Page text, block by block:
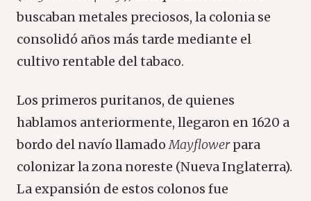
buscaban metales preciosos, la colonia se
consolidó años más tarde mediante el
cultivo rentable del tabaco.
Los primeros puritanos, de quienes
hablamos anteriormente, llegaron en 1620 a
bordo del navío llamadoMayflowerpara
colonizar la zona noreste (Nueva Inglaterra).
La expansión de estos colonos fue